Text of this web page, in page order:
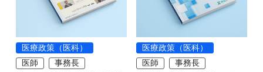
医療政策（医科）
医師
事務長
医療政策（医科）
医師
事務長